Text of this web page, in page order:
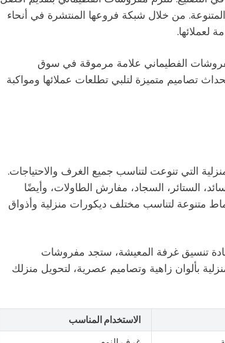
المتنوعة. من خلال شبكة فروعها المنتشرة في أنحاء
لعملائها.
الفطيماني علامة مرموقة في سوق
تصاميم متميزة لتلبي تطلعات عملائها ومواكبة
التي تنوعت لتناسب جميع الغرف والاحتياجات.
الستائر، السجاد، مفارش الطاولات، وأيضًا
متنوعة لتناسب مختلف ديكورات منزلية وأذواق
تنسيق غرفة المعيشة، ستجد مفروشات
بألوان زاهية وتصاميم عصرية، لتحويل منزلك
الاستخدام المناسب